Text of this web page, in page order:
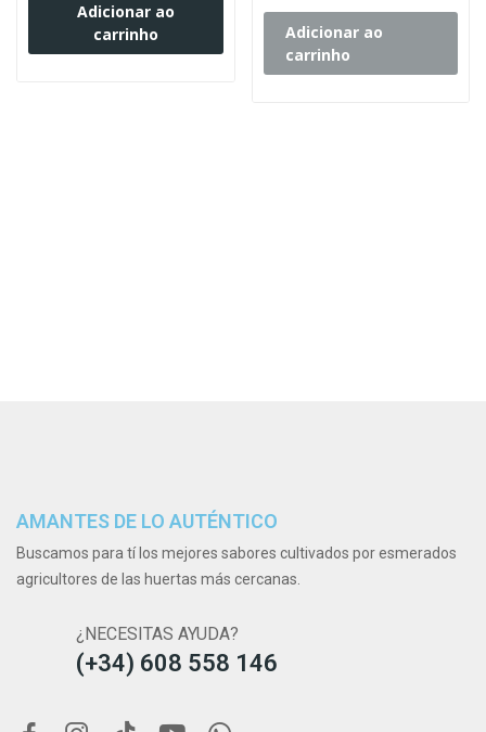
Adicionar ao
carrinho
Adicionar ao
carrinho
AMANTES DE LO AUTÉNTICO
Buscamos para tí los mejores sabores cultivados por esmerados
agricultores de las huertas más cercanas.
¿NECESITAS AYUDA?
(+34) 608 558 146